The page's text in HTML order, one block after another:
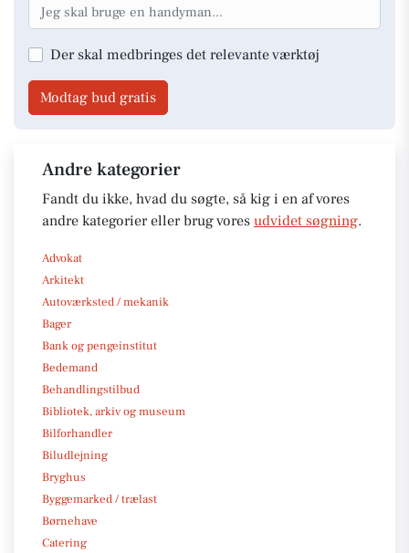
Der skal medbringes det relevante værktøj
Modtag bud gratis
Andre kategorier
Fandt du ikke, hvad du søgte, så kig i en af vores
andre kategorier eller brug vores udvidet søgning.
Advokat
Arkitekt
Autoværksted / mekanik
Bager
Bank og pengeinstitut
Bedemand
Behandlingstilbud
Bibliotek, arkiv og museum
Bilforhandler
Biludlejning
Bryghus
Byggemarked / trælast
Børnehave
Catering